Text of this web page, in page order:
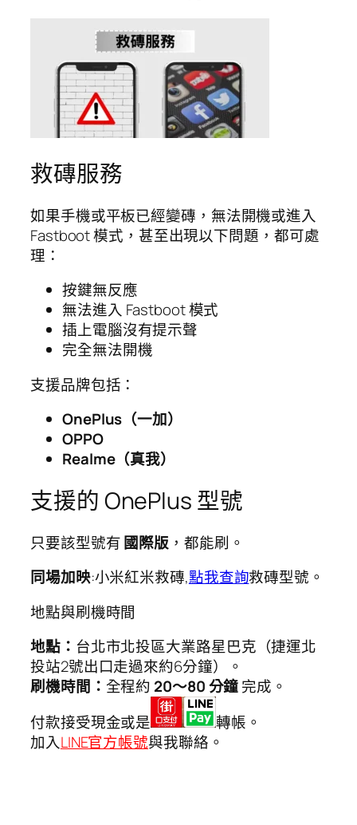
救磚服務
如果手機或平板已經變磚，無法開機或進入
Fastboot 模式，甚至出現以下問題，都可處
理：
按鍵無反應
無法進入 Fastboot 模式
插上電腦沒有提示聲
完全無法開機
支援品牌包括：
OnePlus（一加）
OPPO
Realme（真我）
支援的 OnePlus 型號
只要該型號有國際版 ，都能刷。
同場加映:小米紅米救磚,點我查詢救磚型號。
地點與刷機時間
地點： 台北市北投區大業路星巴克（捷運北
投站2號出口走過來約6分鐘）。
刷機時間： 全程約 20～80 分鐘完成。
付款接受現金或是
轉帳。
加入LINE官方帳號與我聯絡。